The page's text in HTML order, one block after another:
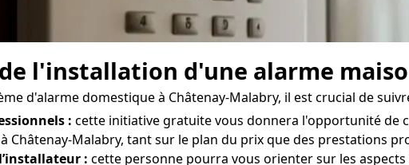
l'installation d'une alarme
d'alarme domestique à Châtenay-Malabry, il est crucial de
: cette initiative gratuite vous donnera l'opportunité de
Malabry, tant sur le plan du prix que des prestations
: cette personne pourra vous orienter sur les